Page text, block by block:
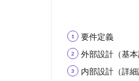
要件定義
外部設計（基本
内部設計（詳細